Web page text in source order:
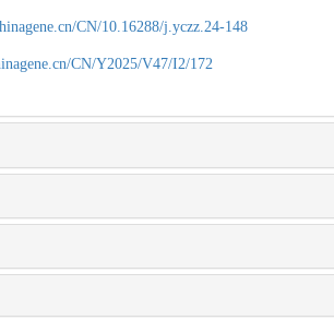
CN/10.16288/j.yczz.24-148
CN/Y2025/V47/I2/172